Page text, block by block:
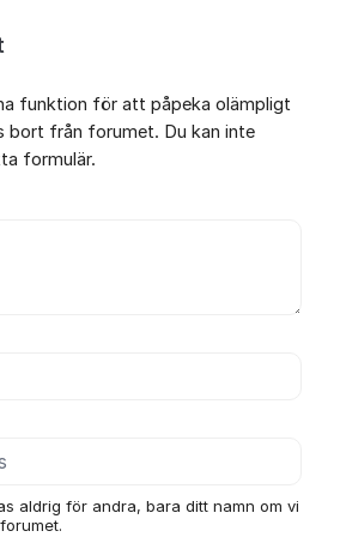
funktion för att påpeka olämpligt
bort från forumet. Du kan inte
formulär.
aldrig för andra, bara ditt namn om vi